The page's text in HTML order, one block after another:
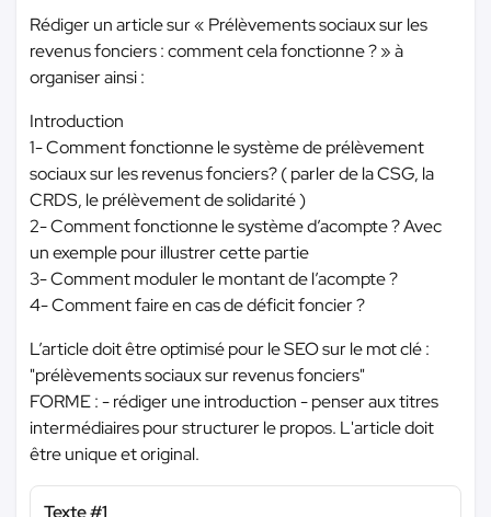
Rédiger un article sur « Prélèvements sociaux sur les
revenus fonciers : comment cela fonctionne ? » à
organiser ainsi :
Introduction
1- Comment fonctionne le système de prélèvement
sociaux sur les revenus fonciers? ( parler de la CSG, la
CRDS, le prélèvement de solidarité )
2- Comment fonctionne le système d’acompte ? Avec
un exemple pour illustrer cette partie
3- Comment moduler le montant de l’acompte ?
4- Comment faire en cas de déficit foncier ?
L’article doit être optimisé pour le SEO sur le mot clé :
"prélèvements sociaux sur revenus fonciers"
FORME : - rédiger une introduction - penser aux titres
intermédiaires pour structurer le propos. L'article doit
être unique et original.
Texte #1